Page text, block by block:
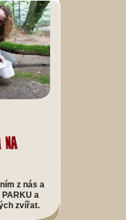
z nás a
a
zvířat.